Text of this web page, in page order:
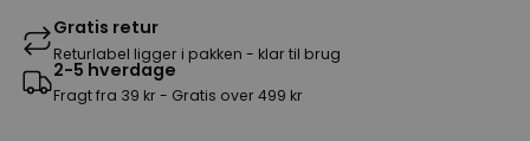
Gratis retur
Returlabel ligger i pakken - klar til brug
2-5 hverdage
Fragt fra 39 kr - Gratis over 499 kr